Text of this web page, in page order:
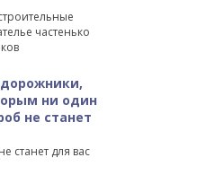
частенько
ни один
не станет
станет для вас